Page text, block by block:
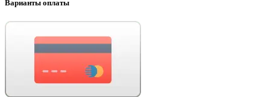
Варианты оплаты